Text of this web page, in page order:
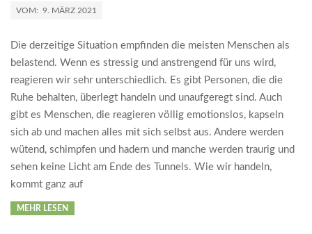
2021-
09
VOM: 9. MÄRZ 2021
Die derzeitige Situation empfinden die meisten Menschen als
belastend. Wenn es stressig und anstrengend für uns wird,
reagieren wir sehr unterschiedlich. Es gibt Personen, die die
Ruhe behalten, überlegt handeln und unaufgeregt sind. Auch
gibt es Menschen, die reagieren völlig emotionslos, kapseln
sich ab und machen alles mit sich selbst aus. Andere werden
wütend, schimpfen und hadern und manche werden traurig und
sehen keine Licht am Ende des Tunnels. Wie wir handeln,
kommt ganz auf
MEHR LESEN